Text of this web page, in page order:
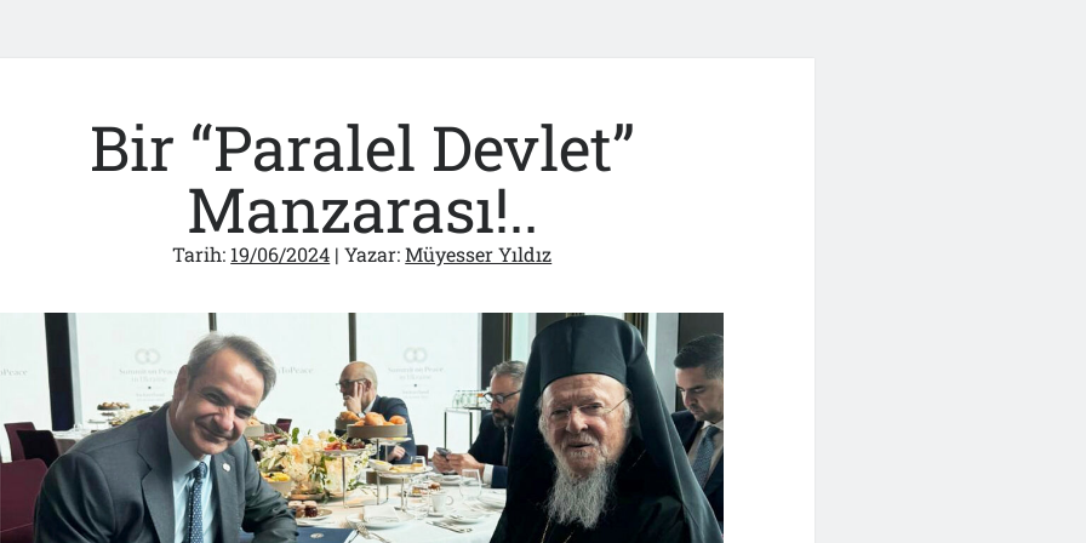
Bir “Paralel Devlet”
Manzarası!..
Tarih: 19/06/2024 | Yazar:Müyesser Yıldız